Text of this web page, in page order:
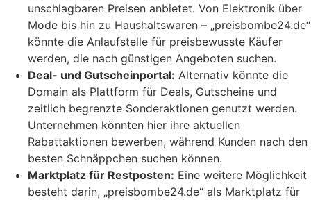
unschlagbaren Preisen anbietet. Von Elektronik über
Mode bis hin zu Haushaltswaren – „preisbombe24.de“
könnte die Anlaufstelle für preisbewusste Käufer
werden, die nach günstigen Angeboten suchen.
Deal- und Gutscheinportal: Alternativ könnte die
Domain als Plattform für Deals, Gutscheine und
zeitlich begrenzte Sonderaktionen genutzt werden.
Unternehmen könnten hier ihre aktuellen
Rabattaktionen bewerben, während Kunden nach den
besten Schnäppchen suchen können.
Marktplatz für Restposten: Eine weitere Möglichkeit
besteht darin, „preisbombe24.de“ als Marktplatz für